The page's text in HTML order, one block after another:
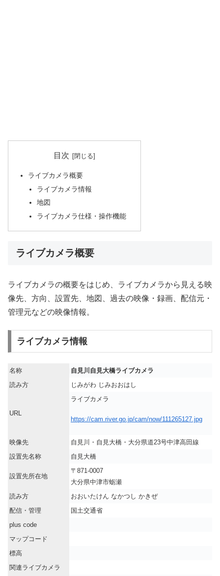
目次
ライブカメラ概要
ライブカメラ情報
地図
ライブカメラ仕様・操作機能
ライブカメラ概要
ライブカメラの概要をはじめ、ライブカメラから見える映
像先、方向、設置先、地図、過去の映像・録画、配信元・
管理元などの映像情報。
ライブカメラ情報
名称
自見川自見大橋ライブカメラ
読み方
じみがわ じみおおはし
URL
ライブカメラ
https://cam.river.go.jp/cam/now/111265127.jpg
映像先
自見川・自見大橋・大分県道23号中津高田線
設置先名称
自見大橋
設置先所在地
〒871-0007
大分県中津市蛎瀬
読み方
おおいたけん なかつし かきぜ
配信・管理
国土交通省
plus code
マップコード
標高
関連ライブカメラ